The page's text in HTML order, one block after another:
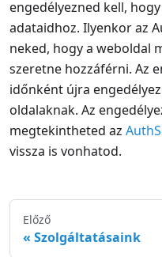
engedélyezned kell,
adataidhoz. Ilyenkor az
neked, hogy a weboldal
szeretne hozzáférni. Az
időnként újra
oldalaknak. Az
megtekintheted az
vissza is vonhatod.
Előző
Szolgáltatásaink